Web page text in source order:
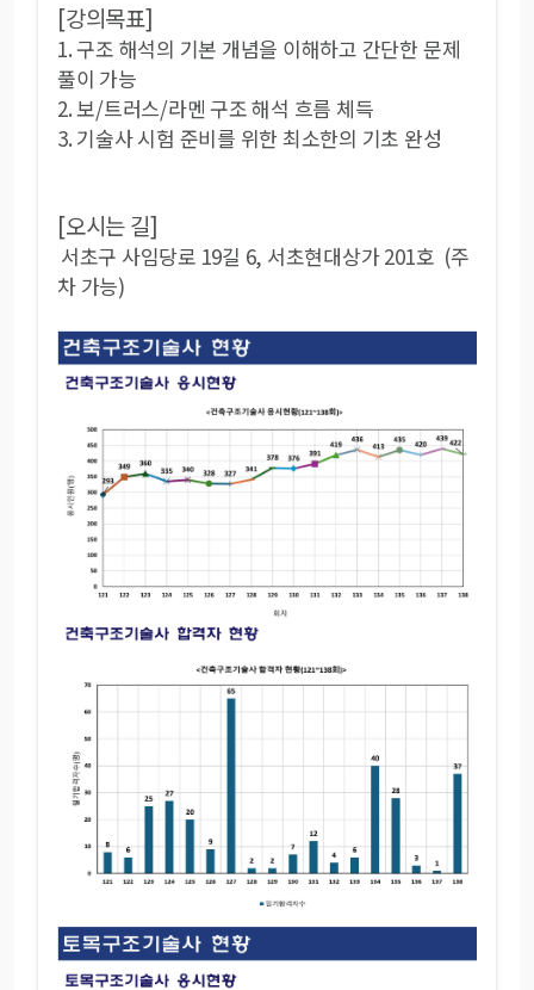
[강의목표]
1. 구조 해석의 기본 개념을 이해하고 간단한 문제
풀이 가능
2. 보/트러스/라멘 구조 해석 흐름 체득
3. 기술사 시험 준비를 위한 최소한의 기초 완성
[오시는 길]
서초구 사임당로 19길 6, 서초현대상가 201호 (주
차 가능)